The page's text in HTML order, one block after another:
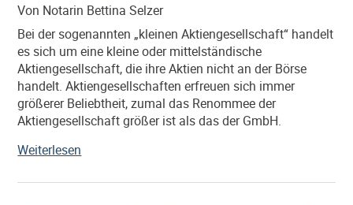
für
den
Notfall
vorbeugen“
Von Notarin Bettina Selzer
Bei der sogenannten „kleinen Aktiengesellschaft“ handelt
es sich um eine kleine oder mittelständische
Aktiengesellschaft, die ihre Aktien nicht an der Börse
handelt. Aktiengesellschaften erfreuen sich immer
größerer Beliebtheit, zumal das Renommee der
Aktiengesellschaft größer ist als das der GmbH.
Weiterlesen
Aktiengesellschaft